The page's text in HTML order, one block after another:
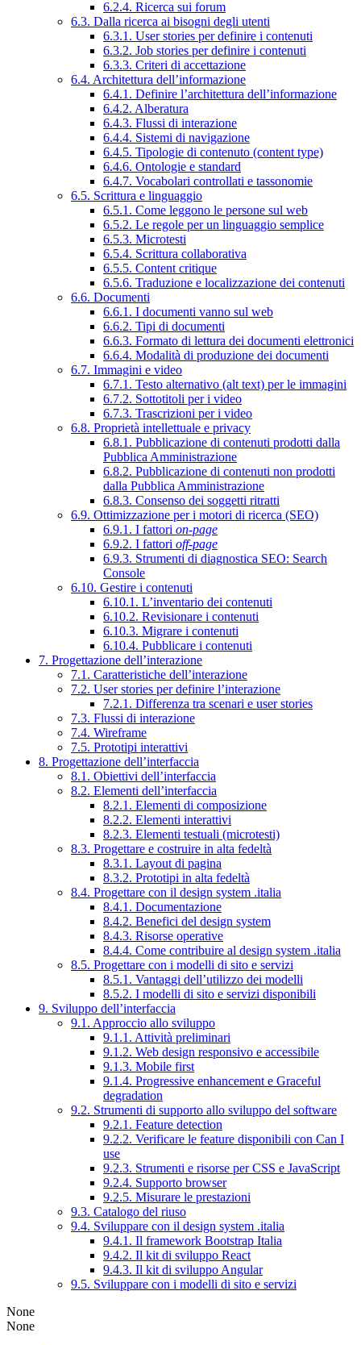
6.2.4. Ricerca sui forum
6.3. Dalla ricerca ai bisogni degli utenti
6.3.1. User stories per definire i contenuti
6.3.2. Job stories per definire i contenuti
6.3.3. Criteri di accettazione
6.4. Architettura dell’informazione
6.4.1. Definire l’architettura dell’informazione
6.4.2. Alberatura
6.4.3. Flussi di interazione
6.4.4. Sistemi di navigazione
6.4.5. Tipologie di contenuto (content type)
6.4.6. Ontologie e standard
6.4.7. Vocabolari controllati e tassonomie
6.5. Scrittura e linguaggio
6.5.1. Come leggono le persone sul web
6.5.2. Le regole per un linguaggio semplice
6.5.3. Microtesti
6.5.4. Scrittura collaborativa
6.5.5. Content critique
6.5.6. Traduzione e localizzazione dei contenuti
6.6. Documenti
6.6.1. I documenti vanno sul web
6.6.2. Tipi di documenti
6.6.3. Formato di lettura dei documenti elettronici
6.6.4. Modalità di produzione dei documenti
6.7. Immagini e video
6.7.1. Testo alternativo (alt text) per le immagini
6.7.2. Sottotitoli per i video
6.7.3. Trascrizioni per i video
6.8. Proprietà intellettuale e privacy
6.8.1. Pubblicazione di contenuti prodotti dalla
Pubblica Amministrazione
6.8.2. Pubblicazione di contenuti non prodotti
dalla Pubblica Amministrazione
6.8.3. Consenso dei soggetti ritratti
6.9. Ottimizzazione per i motori di ricerca (SEO)
6.9.1. I fattori on-page
6.9.2. I fattori off-page
6.9.3. Strumenti di diagnostica SEO: Search
Console
6.10. Gestire i contenuti
6.10.1. L’inventario dei contenuti
6.10.2. Revisionare i contenuti
6.10.3. Migrare i contenuti
6.10.4. Pubblicare i contenuti
7. Progettazione dell’interazione
7.1. Caratteristiche dell’interazione
7.2. User stories per definire l’interazione
7.2.1. Differenza tra scenari e user stories
7.3. Flussi di interazione
7.4. Wireframe
7.5. Prototipi interattivi
8. Progettazione dell’interfaccia
8.1. Obiettivi dell’interfaccia
8.2. Elementi dell’interfaccia
8.2.1. Elementi di composizione
8.2.2. Elementi interattivi
8.2.3. Elementi testuali (microtesti)
8.3. Progettare e costruire in alta fedeltà
8.3.1. Layout di pagina
8.3.2. Prototipi in alta fedeltà
8.4. Progettare con il design system .italia
8.4.1. Documentazione
8.4.2. Benefici del design system
8.4.3. Risorse operative
8.4.4. Come contribuire al design system .italia
8.5. Progettare con i modelli di sito e servizi
8.5.1. Vantaggi dell’utilizzo dei modelli
8.5.2. I modelli di sito e servizi disponibili
9. Sviluppo dell’interfaccia
9.1. Approccio allo sviluppo
9.1.1. Attività preliminari
9.1.2. Web design responsivo e accessibile
9.1.3. Mobile first
9.1.4. Progressive enhancement e Graceful
degradation
9.2. Strumenti di supporto allo sviluppo del software
9.2.1. Feature detection
9.2.2. Verificare le feature disponibili con Can I
use
9.2.3. Strumenti e risorse per CSS e JavaScript
9.2.4. Supporto browser
9.2.5. Misurare le prestazioni
9.3. Catalogo del riuso
9.4. Sviluppare con il design system .italia
9.4.1. Il framework Bootstrap Italia
9.4.2. Il kit di sviluppo React
9.4.3. Il kit di sviluppo Angular
9.5. Sviluppare con i modelli di sito e servizi
None
None